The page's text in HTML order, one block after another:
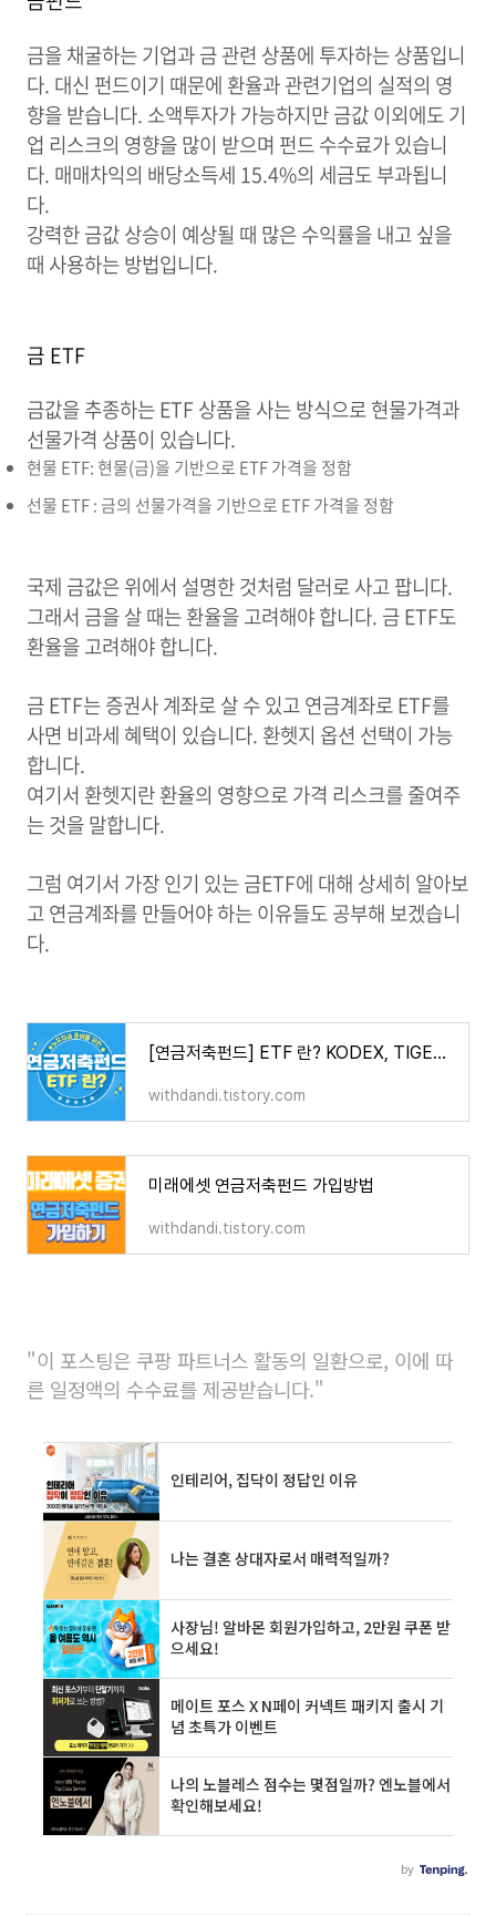
금을 채굴하는 기업과 금 관련 상품에 투자하는 상품입니
다. 대신 펀드이기 때문에 환율과 관련기업의 실적의 영
향을 받습니다. 소액투자가 가능하지만 금값 이외에도 기
업 리스크의 영향을 많이 받으며 펀드 수수료가 있습니
다. 매매차익의 배당소득세 15.4%의 세금도 부과됩니
다.
강력한 금값 상승이 예상될 때 많은 수익률을 내고 싶을
때 사용하는 방법입니다.
금 ETF
금값을 추종하는 ETF 상품을 사는 방식으로 현물가격과
선물가격 상품이 있습니다.
현물 ETF: 현물(금)을 기반으로 ETF 가격을 정함
선물 ETF : 금의 선물가격을 기반으로 ETF 가격을 정함
국제 금값은 위에서 설명한 것처럼 달러로 사고 팝니다.
그래서 금을 살 때는 환율을 고려해야 합니다. 금 ETF도
환율을 고려해야 합니다.
금 ETF는 증권사 계좌로 살 수 있고 연금계좌로 ETF를
사면 비과세 혜택이 있습니다. 환헷지 옵션 선택이 가능
합니다.
여기서 환헷지란 환율의 영향으로 가격 리스크를 줄여주
는 것을 말합니다.
그럼 여기서 가장 인기 있는 금ETF에 대해 상세히 알아보
고 연금계좌를 만들어야 하는 이유들도 공부해 보겠습니
다.
[연금저축펀드] ETF 란? KODEX, TIGER, KINDEX ?
withdandi.tistory.com
미래에셋 연금저축펀드 가입방법
withdandi.tistory.com
"이 포스팅은 쿠팡 파트너스 활동의 일환으로, 이에 따
른 일정액의 수수료를 제공받습니다."